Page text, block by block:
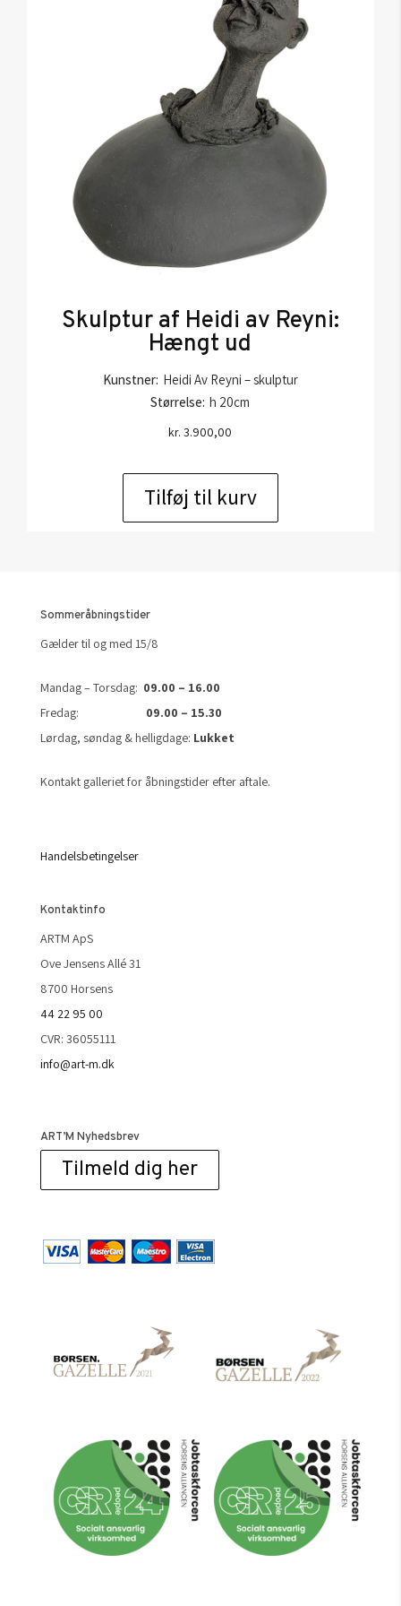
Skulptur af Heidi av Reyni:
Hængt ud
Kunstner: Heidi Av Reyni – skulptur
Størrelse: h 20cm
kr. 3.900,00
Tilføj til kurv
Sommeråbningstider
Gælder til og med 15/8
Mandag – Torsdag: 09.00 – 16.00
Fredag: 09.00 – 15.30
Lørdag, søndag & helligdage: Lukket
Kontakt galleriet for åbningstider efter aftale.
Handelsbetingelser
Kontaktinfo
ARTM ApS
Ove Jensens Allé 31
8700 Horsens
44 22 95 00
CVR: 36055111
info@art-m.dk
ART’M Nyhedsbrev
Tilmeld dig her